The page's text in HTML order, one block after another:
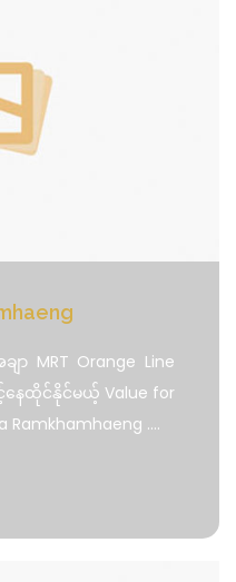
ာ MRT Orange Line
နေထိုင်နိုင်မယ့် Value for
Ramkhamhaeng ....